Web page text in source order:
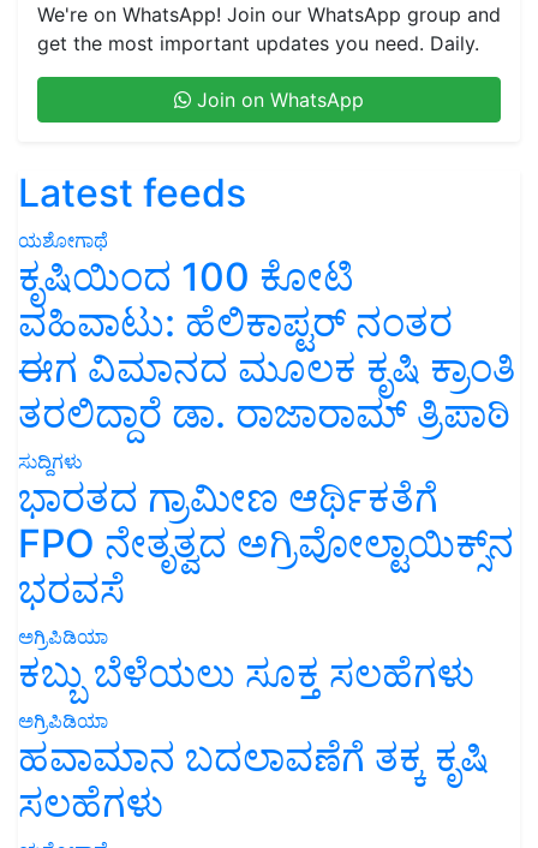
We're on WhatsApp! Join our WhatsApp group and
get the most important updates you need. Daily.
Join on WhatsApp
Latest feeds
ಯಶೋಗಾಥೆ
ಕೃಷಿಯಿಂದ 100 ಕೋಟಿ
ವಹಿವಾಟು: ಹೆಲಿಕಾಪ್ಟರ್ ನಂತರ
ಈಗ ವಿಮಾನದ ಮೂಲಕ ಕೃಷಿ ಕ್ರಾಂತಿ
ತರಲಿದ್ದಾರೆ ಡಾ. ರಾಜಾರಾಮ್ ತ್ರಿಪಾಠಿ
ಸುದ್ದಿಗಳು
ಭಾರತದ ಗ್ರಾಮೀಣ ಆರ್ಥಿಕತೆಗೆ
FPO ನೇತೃತ್ವದ ಅಗ್ರಿವೋಲ್ಟಾಯಿಕ್ಸ್‌ನ
ಭರವಸೆ
ಅಗ್ರಿಪಿಡಿಯಾ
ಕಬ್ಬು ಬೆಳೆಯಲು ಸೂಕ್ತ ಸಲಹೆಗಳು
ಅಗ್ರಿಪಿಡಿಯಾ
ಹವಾಮಾನ ಬದಲಾವಣೆಗೆ ತಕ್ಕ ಕೃಷಿ
ಸಲಹೆಗಳು